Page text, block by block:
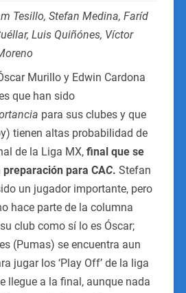
Tesillo, Stefan Medina, Faríd
Luis Quiñónes, Víctor
Murillo y Edwin Cardona
que han sido
para sus clubes y que
tienen altas probabilidad de
de la Liga MX, final que se
preparación para CAC. Stefan
un jugador importante, pero
hace parte de la columna
club como sí lo es Óscar;
(Pumas) se encuentra aun
jugar los ‘Play Off’ de la liga
llegue a la final, aunque nada